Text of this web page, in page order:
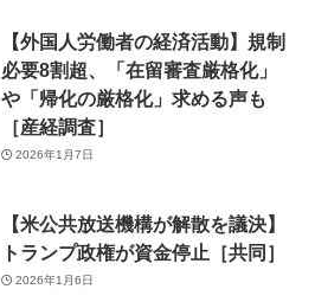
【外国人労働者の経済活動】規制
必要8割超、「在留審査厳格化」
や「帰化の厳格化」求める声も
［産経調査］
2026年1月7日
【米公共放送機構が解散を議決】
トランプ政権が資金停止［共同］
2026年1月6日